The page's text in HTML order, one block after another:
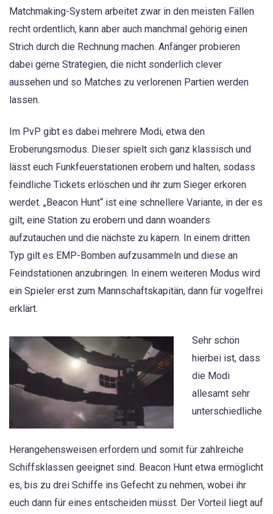
Matchmaking-System arbeitet zwar in den meisten Fällen
recht ordentlich, kann aber auch manchmal gehörig einen
Strich durch die Rechnung machen. Anfänger probieren
dabei gerne Strategien, die nicht sonderlich clever
aussehen und so Matches zu verlorenen Partien werden
lassen.
Im PvP gibt es dabei mehrere Modi, etwa den
Eroberungsmodus. Dieser spielt sich ganz klassisch und
lässt euch Funkfeuerstationen erobern und halten, sodass
feindliche Tickets erlöschen und ihr zum Sieger erkoren
werdet. „Beacon Hunt“ ist eine schnellere Variante, in der es
gilt, eine Station zu erobern und dann woanders
aufzutauchen und die nächste zu kapern. In einem dritten
Typ gilt es EMP-Bomben aufzusammeln und diese an
Feindstationen anzubringen. In einem weiteren Modus wird
ein Spieler erst zum Mannschaftskapitän, dann für vogelfrei
erklärt.
Sehr schön
hierbei ist, dass
die Modi
allesamt sehr
unterschiedliche
Herangehensweisen erfordern und somit für zahlreiche
Schiffsklassen geeignet sind. Beacon Hunt etwa ermöglicht
es, bis zu drei Schiffe ins Gefecht zu nehmen, wobei ihr
euch dann für eines entscheiden müsst. Der Vorteil liegt auf